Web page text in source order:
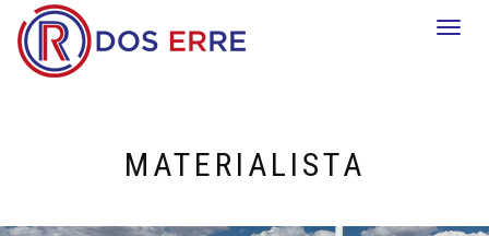
MATERIALISTA